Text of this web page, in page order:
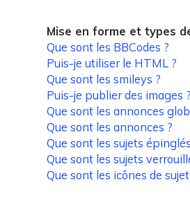
Mise en forme et types
Que sont les BBCodes ?
Puis-je utiliser le HTML ?
Que sont les smileys ?
Puis-je publier des images ?
Que sont les annonces
Que sont les annonces ?
Que sont les sujets
Que sont les sujets
Que sont les icônes de